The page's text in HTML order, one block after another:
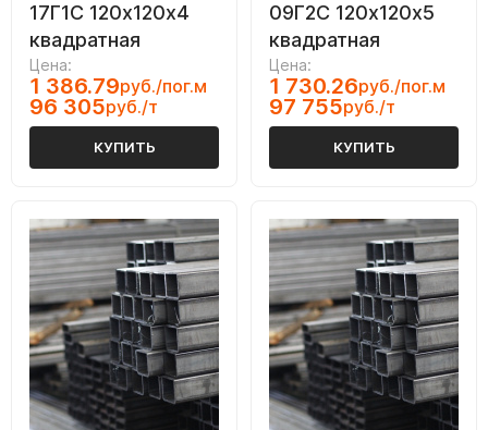
17Г1С 120х120х4
квадратная
Цена:
1 386.79руб./пог.м
96 305руб./т
КУПИТЬ
09Г2С 120х120х5
квадратная
Цена:
1 730.26руб./пог.м
97 755руб./т
КУПИТЬ